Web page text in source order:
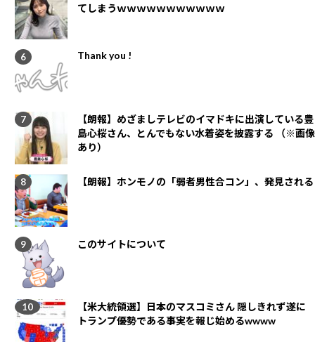
てしまうｗｗｗｗｗｗｗｗｗｗｗ
Thank you !
【朗報】めざましテレビのイマドキに出演している豊
島心桜さん、とんでもない水着姿を披露する （※画像
あり）
【朗報】ホンモノの「弱者男性合コン」、発見される
このサイトについて
【米大統領選】日本のマスコミさん 隠しきれず遂に
トランプ優勢である事実を報じ始めるwwww